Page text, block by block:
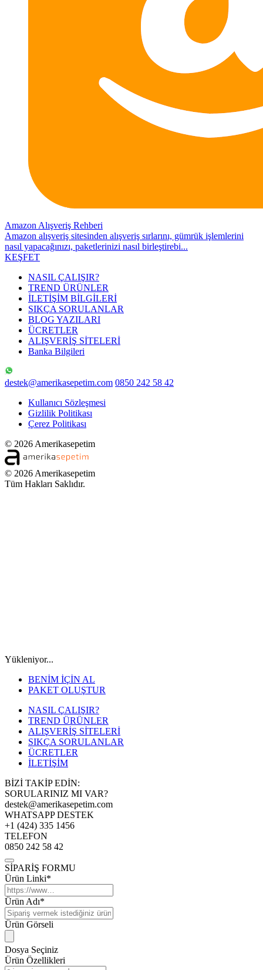
Amazon Alışveriş Rehberi
Amazon alışveriş sitesinden alışveriş sırlarını, gümrük işlemlerini
nasıl yapacağınızı, paketlerinizi nasıl birleştirebi...
KEŞFET
NASIL ÇALIŞIR?
TREND ÜRÜNLER
İLETİŞİM BİLGİLERİ
SIKÇA SORULANLAR
BLOG YAZILARI
ÜCRETLER
ALIŞVERİŞ SİTELERİ
Banka Bilgileri
destek@amerikasepetim.com 0850 242 58 42
Kullanıcı Sözleşmesi
Gizlilik Politikası
Çerez Politikası
© 2026 Amerikasepetim
© 2026 Amerikasepetim
Tüm Hakları Saklıdır.
Yükleniyor...
BENİM İÇİN AL
PAKET OLUŞTUR
NASIL ÇALIŞIR?
TREND ÜRÜNLER
ALIŞVERİŞ SİTELERİ
SIKÇA SORULANLAR
ÜCRETLER
İLETİŞİM
BİZİ TAKİP EDİN:
SORULARINIZ MI VAR?
destek@amerikasepetim.com
WHATSAPP DESTEK
+1 (424) 335 1456
TELEFON
0850 242 58 42
SİPARİŞ FORMU
Ürün Linki*
Ürün Adı*
Ürün Görseli
Dosya Seçiniz
Ürün Özellikleri